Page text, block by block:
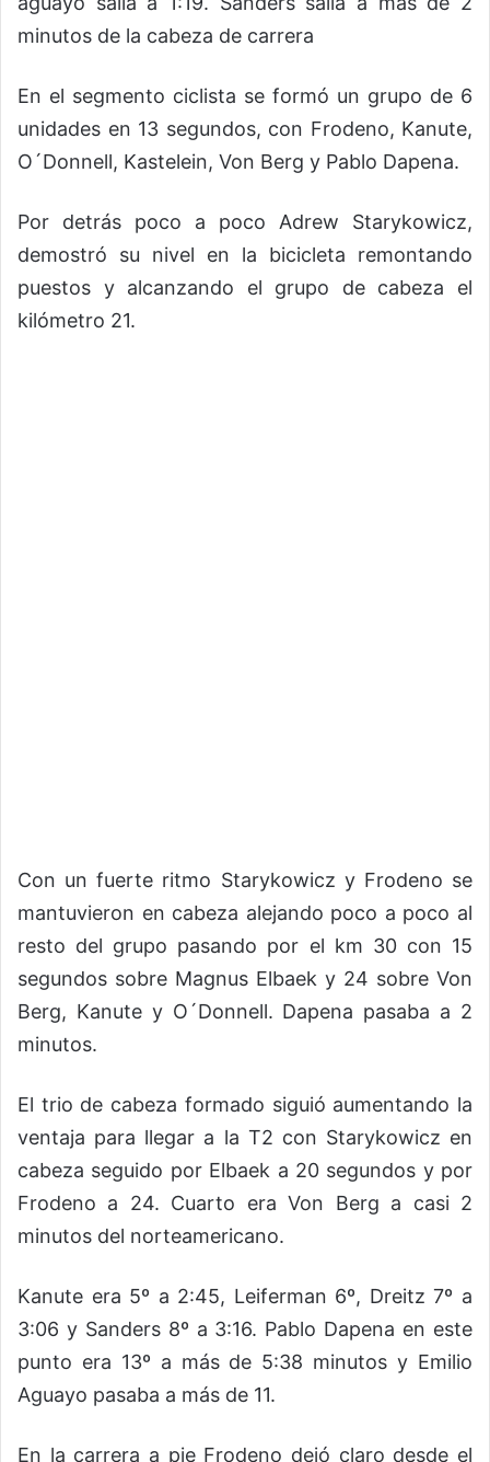
minutos de la cabeza de carrera
En el segmento ciclista se formó un grupo de 6
unidades en 13 segundos, con Frodeno, Kanute,
O´Donnell, Kastelein, Von Berg y Pablo Dapena.
Por detrás poco a poco Adrew Starykowicz,
demostró su nivel en la bicicleta remontando
puestos y alcanzando el grupo de cabeza el
kilómetro 21.
Con un fuerte ritmo Starykowicz y Frodeno se
mantuvieron en cabeza alejando poco a poco al
resto del grupo pasando por el km 30 con 15
segundos sobre Magnus Elbaek y 24 sobre Von
Berg, Kanute y O´Donnell. Dapena pasaba a 2
minutos.
El trio de cabeza formado siguió aumentando la
ventaja para llegar a la T2 con Starykowicz en
cabeza seguido por Elbaek a 20 segundos y por
Frodeno a 24. Cuarto era Von Berg a casi 2
minutos del norteamericano.
Kanute era 5º a 2:45, Leiferman 6º, Dreitz 7º a
3:06 y Sanders 8º a 3:16. Pablo Dapena en este
punto era 13º a más de 5:38 minutos y Emilio
Aguayo pasaba a más de 11.
En la carrera a pie Frodeno dejó claro desde el